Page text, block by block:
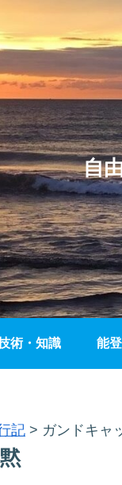
自
術・知識 能
記 > ガンドキャ